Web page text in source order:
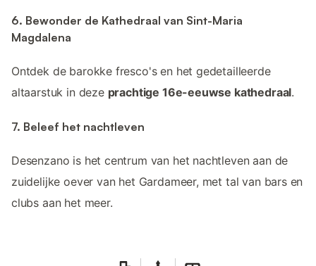
6. Bewonder de Kathedraal van Sint-Maria
Magdalena
Ontdek de barokke fresco's en het gedetailleerde
altaarstuk in deze prachtige 16e-eeuwse kathedraal.
7. Beleef het nachtleven
Desenzano is het centrum van het nachtleven aan de
zuidelijke oever van het Gardameer, met tal van bars en
clubs aan het meer.